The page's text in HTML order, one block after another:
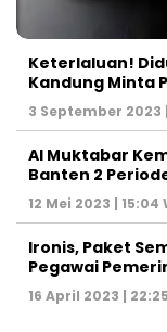
Keterlaluan!
Kandung Minta
3 September 2023
Al Muktabar
Banten 2
12 Mei 2023 | 15:04
Ironis, Paket
Pegawai
16 April 2023 |